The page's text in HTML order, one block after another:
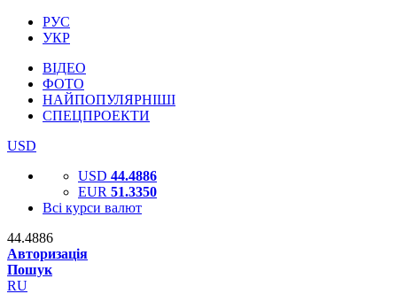
РУС
УКР
ВІДЕО
ФОТО
НАЙПОПУЛЯРНІШІ
СПЕЦПРОЕКТИ
USD
USD 44.4886
EUR 51.3350
Всі курси валют
44.4886
Авторизація
Пошук
RU